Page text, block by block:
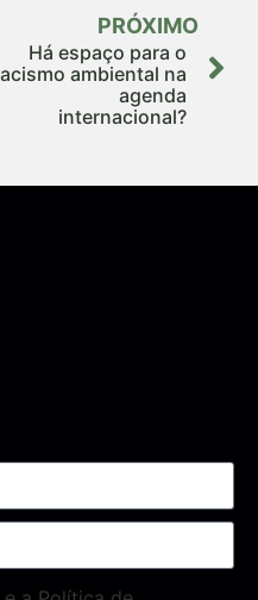
PRÓXIMO
Há espaço para o
ambiental na
agenda
internacional?